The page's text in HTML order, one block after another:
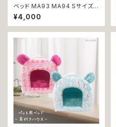
ベッド MA93 MA94 Sサイズ
サークル型 ネイビー ピンク ☆
リボン 肉球 ペットベッド クッシ
ョン 犬 猫 ペット 丸型 パステル
¥4,000